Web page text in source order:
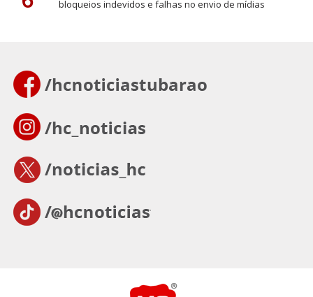
bloqueios indevidos e falhas no envio de mídias